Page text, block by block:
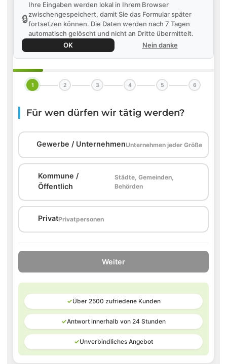
🔒
Ihre Eingaben werden lokal in Ihrem Browser
zwischengespeichert, damit Sie das Formular später
fortsetzen können. Die Daten werden nach 7 Tagen
automatisch gelöscht und nicht an Dritte übermittelt.
OK
Nein danke
1 2 3 4 5 6
Für wen dürfen wir tätig werden?
Gewerbe / UnternehmenUnternehmen jeder Größe
Kommune /
Öffentlich
Städte, Gemeinden,
Behörden
PrivatPrivatpersonen
Weiter
✓Über 2500 zufriedene Kunden
✓Antwort innerhalb von 24 Stunden
✓Unverbindliches Angebot